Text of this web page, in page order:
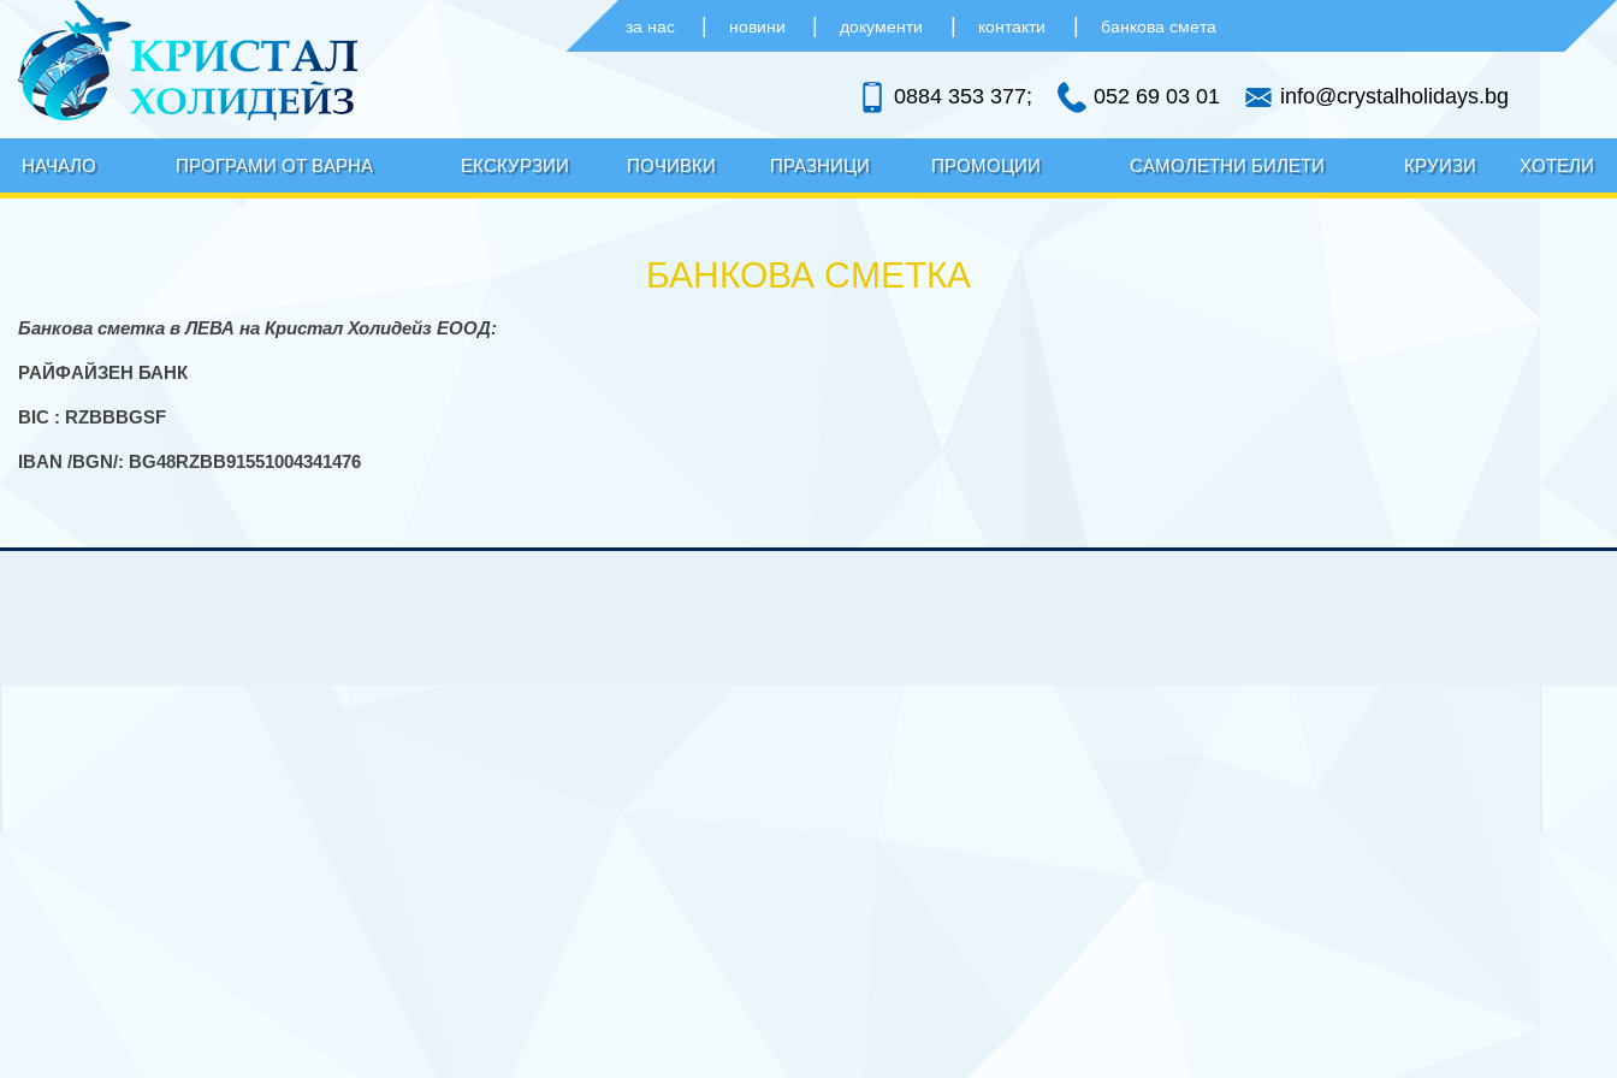
за нас новини документи контакти банкова смета
0884 353 377; 052 69 03 01 info@crystalholidays.bg
НАЧАЛО ПРОГРАМИ ОТ ВАРНА ЕКСКУРЗИИ ПОЧИВКИ ПРАЗНИЦИ ПРОМОЦИИ САМОЛЕТНИ БИЛЕТИ КРУИЗИ ХОТЕЛИ
БАНКОВА СМЕТКА
Банкова сметка в ЛЕВА на Кристал Холидейз ЕООД:
РАЙФАЙЗЕН БАНК
BIC : RZBBBGSF
IBAN /BGN/: BG48RZBB91551004341476